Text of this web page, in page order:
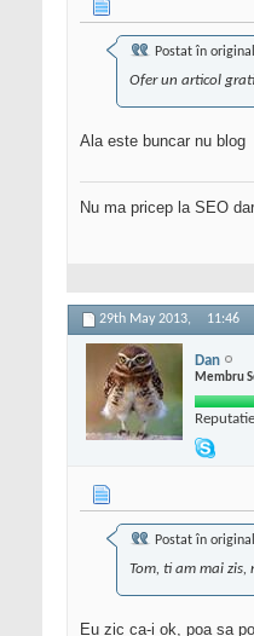
Postat în
Ofer un articol
Ala este buncar nu blog
Nu ma pricep la SEO
29th May 2013, 11:46
Dan
Membru
Postat în
Tom, ti am mai zis,
Eu zic ca-i ok, poa sa